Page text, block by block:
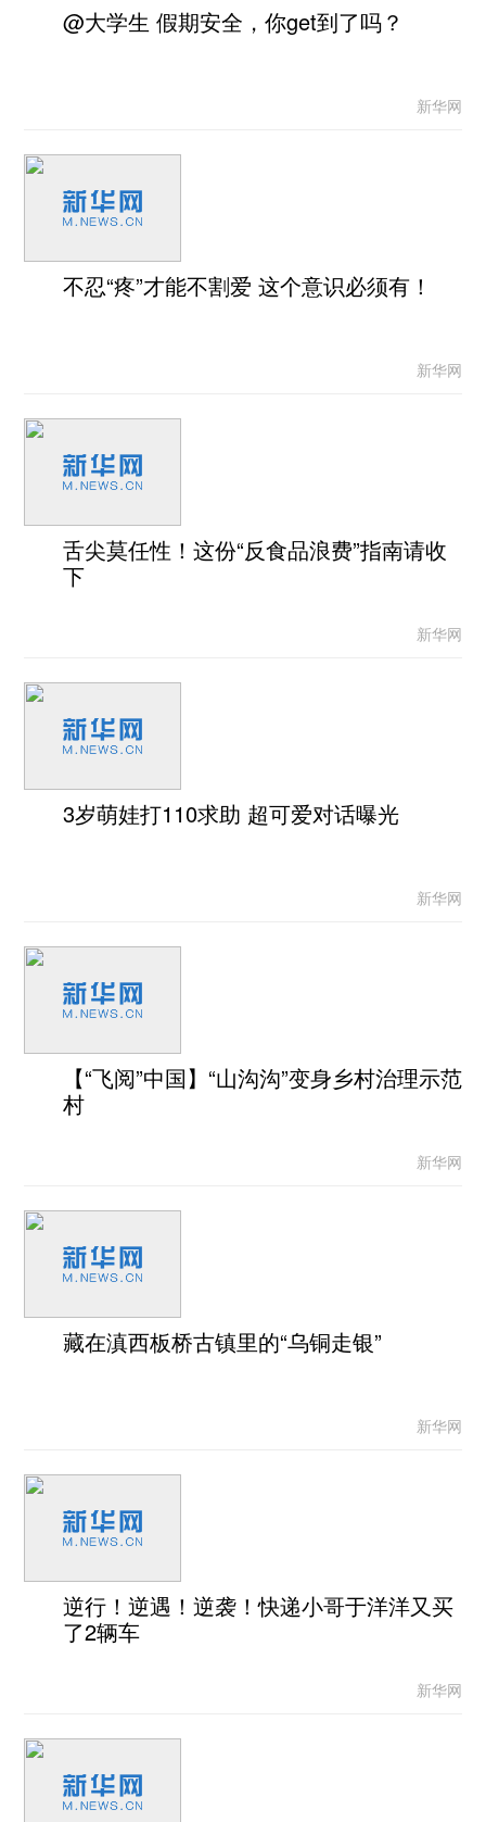
@大学生 假期安全，你get到了吗？
新华网
不忍“疼”才能不割爱 这个意识必须有！
新华网
舌尖莫任性！这份“反食品浪费”指南请收
下
新华网
3岁萌娃打110求助 超可爱对话曝光
新华网
【“飞阅”中国】“山沟沟”变身乡村治理示范
村
新华网
藏在滇西板桥古镇里的“乌铜走银”
新华网
逆行！逆遇！逆袭！快递小哥于洋洋又买
了2辆车
新华网